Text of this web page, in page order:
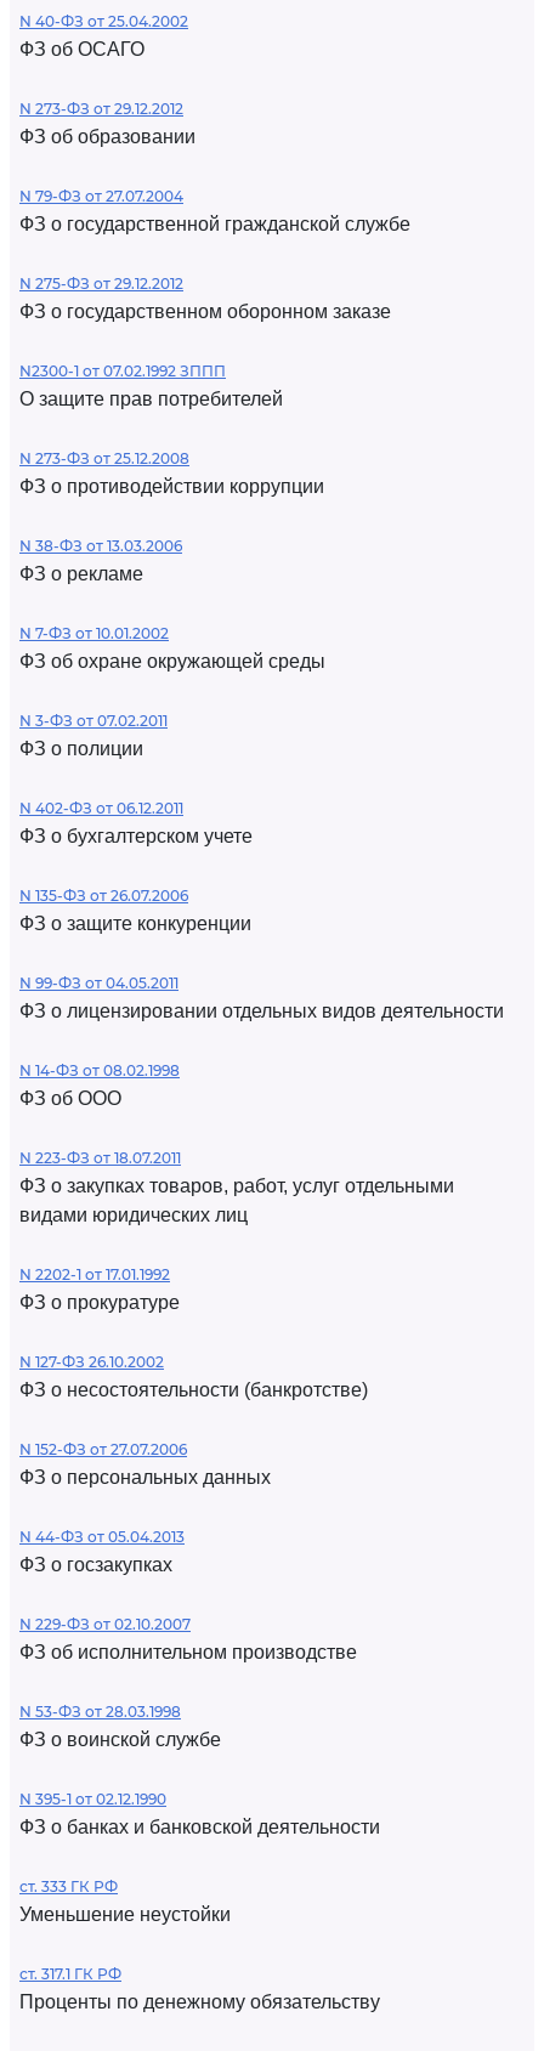
N 40-ФЗ от 25.04.2002
ФЗ об ОСАГО
N 273-ФЗ от 29.12.2012
ФЗ об образовании
N 79-ФЗ от 27.07.2004
ФЗ о государственной гражданской службе
N 275-ФЗ от 29.12.2012
ФЗ о государственном оборонном заказе
N2300-1 от 07.02.1992 ЗППП
О защите прав потребителей
N 273-ФЗ от 25.12.2008
ФЗ о противодействии коррупции
N 38-ФЗ от 13.03.2006
ФЗ о рекламе
N 7-ФЗ от 10.01.2002
ФЗ об охране окружающей среды
N 3-ФЗ от 07.02.2011
ФЗ о полиции
N 402-ФЗ от 06.12.2011
ФЗ о бухгалтерском учете
N 135-ФЗ от 26.07.2006
ФЗ о защите конкуренции
N 99-ФЗ от 04.05.2011
ФЗ о лицензировании отдельных видов деятельности
N 14-ФЗ от 08.02.1998
ФЗ об ООО
N 223-ФЗ от 18.07.2011
ФЗ о закупках товаров, работ, услуг отдельными
видами юридических лиц
N 2202-1 от 17.01.1992
ФЗ о прокуратуре
N 127-ФЗ 26.10.2002
ФЗ о несостоятельности (банкротстве)
N 152-ФЗ от 27.07.2006
ФЗ о персональных данных
N 44-ФЗ от 05.04.2013
ФЗ о госзакупках
N 229-ФЗ от 02.10.2007
ФЗ об исполнительном производстве
N 53-ФЗ от 28.03.1998
ФЗ о воинской службе
N 395-1 от 02.12.1990
ФЗ о банках и банковской деятельности
ст. 333 ГК РФ
Уменьшение неустойки
ст. 317.1 ГК РФ
Проценты по денежному обязательству